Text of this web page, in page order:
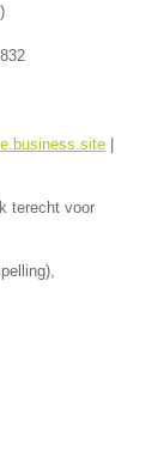
)
|
terecht voor